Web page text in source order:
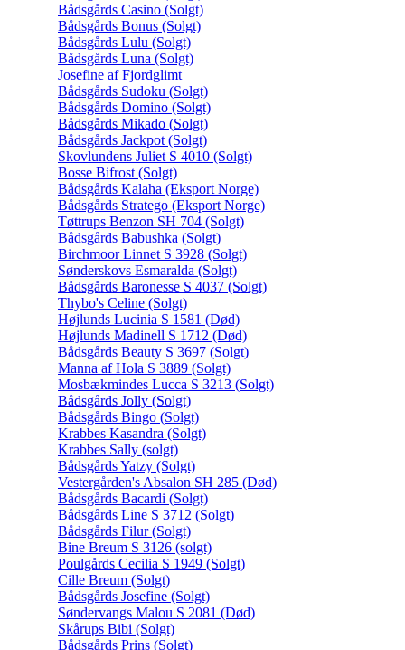
Bådsgårds Casino (Solgt)
Bådsgårds Bonus (Solgt)
Bådsgårds Lulu (Solgt)
Bådsgårds Luna (Solgt)
Josefine af Fjordglimt
Bådsgårds Sudoku (Solgt)
Bådsgårds Domino (Solgt)
Bådsgårds Mikado (Solgt)
Bådsgårds Jackpot (Solgt)
Skovlundens Juliet S 4010 (Solgt)
Bosse Bifrost (Solgt)
Bådsgårds Kalaha (Eksport Norge)
Bådsgårds Stratego (Eksport Norge)
Tøttrups Benzon SH 704 (Solgt)
Bådsgårds Babushka (Solgt)
Birchmoor Linnet S 3928 (Solgt)
Sønderskovs Esmaralda (Solgt)
Bådsgårds Baronesse S 4037 (Solgt)
Thybo's Celine (Solgt)
Højlunds Lucinia S 1581 (Død)
Højlunds Madinell S 1712 (Død)
Bådsgårds Beauty S 3697 (Solgt)
Manna af Hola S 3889 (Solgt)
Mosbækmindes Lucca S 3213 (Solgt)
Bådsgårds Jolly (Solgt)
Bådsgårds Bingo (Solgt)
Krabbes Kasandra (Solgt)
Krabbes Sally (solgt)
Bådsgårds Yatzy (Solgt)
Vestergården's Absalon SH 285 (Død)
Bådsgårds Bacardi (Solgt)
Bådsgårds Line S 3712 (Solgt)
Bådsgårds Filur (Solgt)
Bine Breum S 3126 (solgt)
Poulgårds Cecilia S 1949 (Solgt)
Cille Breum (Solgt)
Bådsgårds Josefine (Solgt)
Søndervangs Malou S 2081 (Død)
Skårups Bibi (Solgt)
Bådsgårds Prins (Solgt)